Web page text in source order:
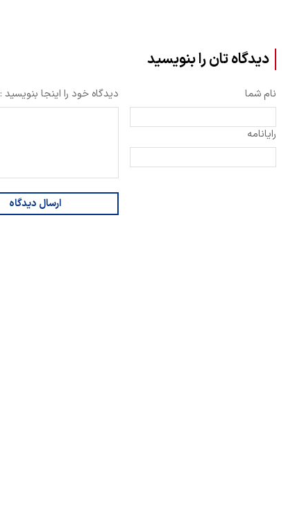
دیدگاه تان را بنویسید
نام شما
رایانامه
دیدگاه خود را اینجا بنویسید :
ارسال دیدگاه